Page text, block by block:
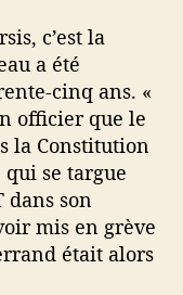
u
c’est la
a été
cinq ans. «
officier que le
la Constitution
se targue
dans son
mis en grève
était alors